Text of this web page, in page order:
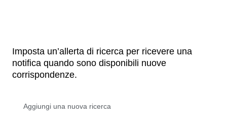
Imposta un’allerta di ricerca per ricevere una
notifica quando sono disponibili nuove
corrispondenze.